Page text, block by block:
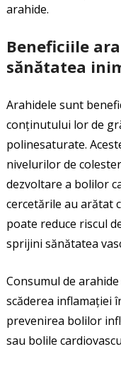
arahide.
Beneficiile
sănătatea
Arahidele sunt
conținutului lor de
polinesaturate.
nivelurilor de
dezvoltare a bolilor
cercetările au arătat
poate reduce riscul
sprijini sănătatea
Consumul de
scăderea inflamației
prevenirea bolilor
sau bolile